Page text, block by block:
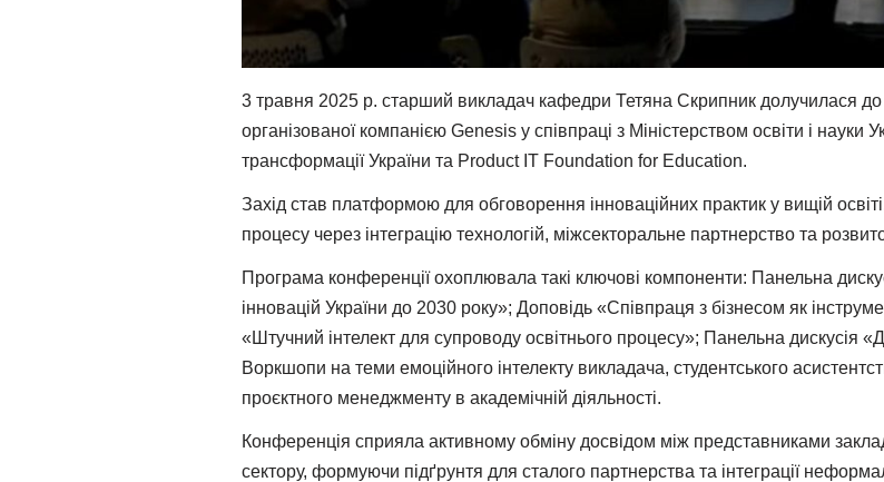
3 травня 2025 р. старший викладач кафедри Тетяна Скрипник долучилася
організованої компанією Genesis у співпраці з Міністерством освіти і науки
трансформації України та Product IT Foundation for Education.
Захід став платформою для обговорення інноваційних практик у вищій
процесу через інтеграцію технологій, міжсекторальне партнерство та
Програма конференції охоплювала такі ключові компоненти: Панельна
інновацій України до 2030 року»; Доповідь «Співпраця з бізнесом як
«Штучний інтелект для супроводу освітнього процесу»; Панельна дискусія
Воркшопи на теми емоційного інтелекту викладача, студентського
проєктного менеджменту в академічній діяльності.
Конференція сприяла активному обміну досвідом між представниками
сектору, формуючи підґрунтя для сталого партнерства та інтеграції